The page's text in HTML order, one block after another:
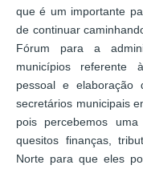
que é um importante
de continuar
Fórum para a
municípios referente
pessoal e elaboração
secretários municipais
pois percebemos
quesitos finanças,
Norte para que eles